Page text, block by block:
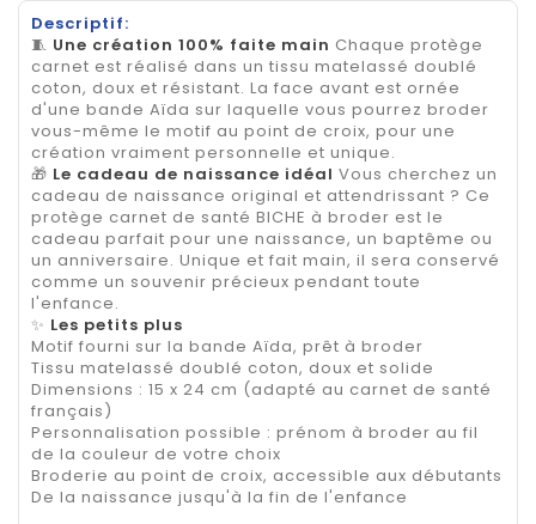
Descriptif:
🧵 Une création 100% faite main Chaque protège
carnet est réalisé dans un tissu matelassé doublé
coton, doux et résistant. La face avant est ornée
d'une bande Aïda sur laquelle vous pourrez broder
vous-même le motif au point de croix, pour une
création vraiment personnelle et unique.
🎁 Le cadeau de naissance idéal Vous cherchez un
cadeau de naissance original et attendrissant ? Ce
protège carnet de santé BICHE à broder est le
cadeau parfait pour une naissance, un baptême ou
un anniversaire. Unique et fait main, il sera conservé
comme un souvenir précieux pendant toute
l'enfance.
✨ Les petits plus
Motif fourni sur la bande Aïda, prêt à broder
Tissu matelassé doublé coton, doux et solide
Dimensions : 15 x 24 cm (adapté au carnet de santé
français)
Personnalisation possible : prénom à broder au fil
de la couleur de votre choix
Broderie au point de croix, accessible aux débutants
De la naissance jusqu'à la fin de l'enfance